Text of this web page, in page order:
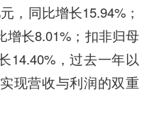
，同比增长15.94%；
增长8.01%；扣非归母
14.40%，过去一年以
现营收与利润的双重